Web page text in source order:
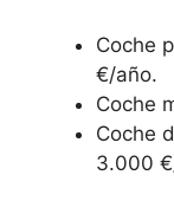
Coche
€/año.
Coche
Coche
3.000